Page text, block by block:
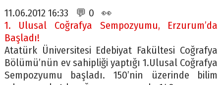
11.06.2012 16:33 💬 0 👀
1. Ulusal Coğrafya Sempozyumu, Erzurum’da
Başladı!
Atatürk Üniversitesi Edebiyat Fakültesi Coğrafya
Bölümü’nün ev sahipliği yaptığı 1.Ulusal Coğrafya
Sempozyumu başladı. 150’nin üzerinde bilim